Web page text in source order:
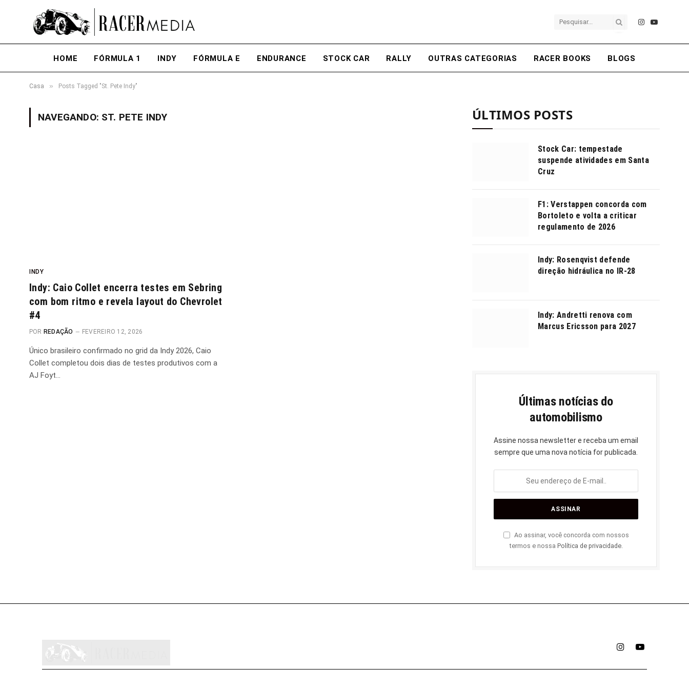
Instagram
YouTube
HOME FÓRMULA 1 INDY FÓRMULA E ENDURANCE STOCK CAR RALLY OUTRAS CATEGORIAS RACER BOOKS BLOGS
Casa » Posts Tagged "St. Pete Indy"
NAVEGANDO: ST. PETE INDY
INDY
Indy: Caio Collet encerra testes em Sebring
com bom ritmo e revela layout do Chevrolet
#4
POR REDAÇÃO FEVEREIRO 12, 2026
Único brasileiro confirmado no grid da Indy 2026, Caio
Collet completou dois dias de testes produtivos com a
AJ Foyt…
ÚLTIMOS POSTS
Stock Car: tempestade
suspende atividades em Santa
Cruz
F1: Verstappen concorda com
Bortoleto e volta a criticar
regulamento de 2026
Indy: Rosenqvist defende
direção hidráulica no IR-28
Indy: Andretti renova com
Marcus Ericsson para 2027
Últimas notícias do
automobilismo
Assine nossa newsletter e receba um email
sempre que uma nova notícia for publicada.
Ao assinar, você concorda com nossos
termos e nossa Política de privacidade.
InstagramYouTube